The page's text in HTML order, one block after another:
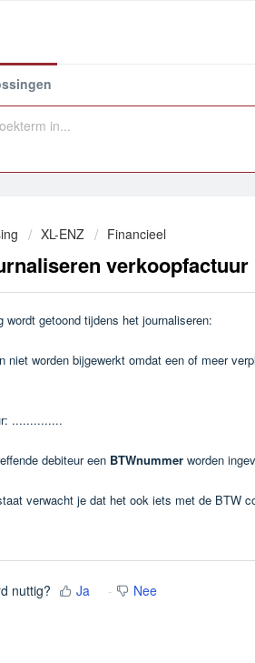
XL-ENZ Financieel
verkoopfactuur
wordt getoond tijdens het journaliseren:
niet worden bijgewerkt omdat een of meer
..............
debiteur een BTWnummer worden
verwacht je dat het ook iets met de BTW
nuttig? Ja Nee